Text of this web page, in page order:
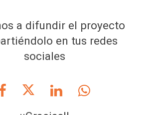
a difundir el proyecto
en tus redes
sociales